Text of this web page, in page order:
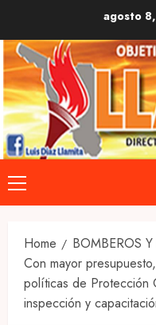
content
agosto
Primary
Menu
Home
BOMBEROS
Con mayor
políticas de Protección
inspección y